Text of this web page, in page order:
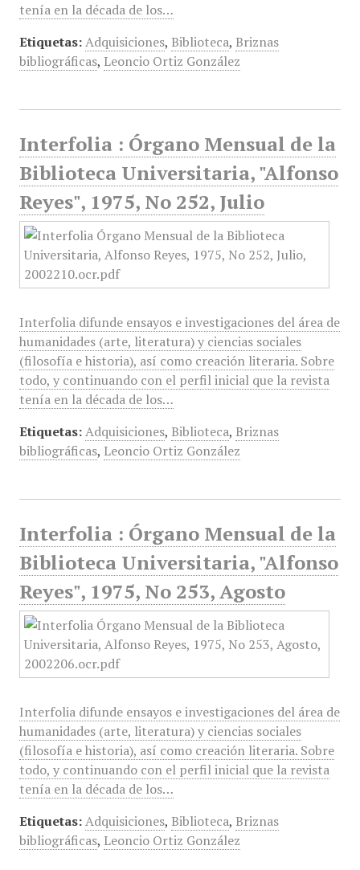
tenía en la década de los…
Etiquetas: Adquisiciones, Biblioteca, Briznas
bibliográficas, Leoncio Ortiz González
Interfolia : Órgano Mensual de la
Biblioteca Universitaria, "Alfonso
Reyes", 1975, No 252, Julio
Interfolia difunde ensayos e investigaciones del área de
humanidades (arte, literatura) y ciencias sociales
(filosofía e historia), así como creación literaria. Sobre
todo, y continuando con el perfil inicial que la revista
tenía en la década de los…
Etiquetas: Adquisiciones, Biblioteca, Briznas
bibliográficas, Leoncio Ortiz González
Interfolia : Órgano Mensual de la
Biblioteca Universitaria, "Alfonso
Reyes", 1975, No 253, Agosto
Interfolia difunde ensayos e investigaciones del área de
humanidades (arte, literatura) y ciencias sociales
(filosofía e historia), así como creación literaria. Sobre
todo, y continuando con el perfil inicial que la revista
tenía en la década de los…
Etiquetas: Adquisiciones, Biblioteca, Briznas
bibliográficas, Leoncio Ortiz González